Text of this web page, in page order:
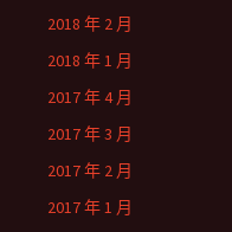
2018 年 2 月
2018 年 1 月
2017 年 4 月
2017 年 3 月
2017 年 2 月
2017 年 1 月